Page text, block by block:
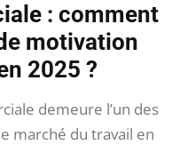
: comment
motivation
2025 ?
demeure l’un des
marché du travail en